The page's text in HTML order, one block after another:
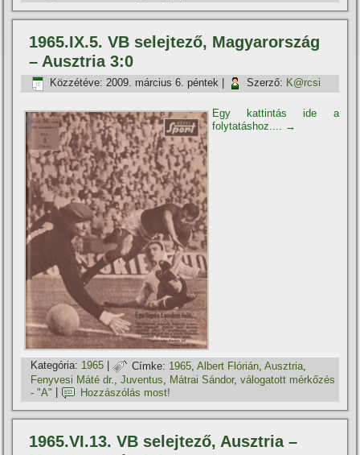
1965.IX.5. VB selejtező, Magyarország
– Ausztria 3:0
Közzétéve: 2009. március 6. péntek Szerző: K@rcsi
Egy kattintás ide a
folytatáshoz....
→
Kategória: 1965 | Címke: 1965 ,Albert Flórián ,Ausztria
Fenyvesi Máté dr.,Juventus, Mátrai Sándor,válogatott mérkőzés
- "A"
Hozzászólás most!
1965.VI.13. VB selejtező, Ausztria –